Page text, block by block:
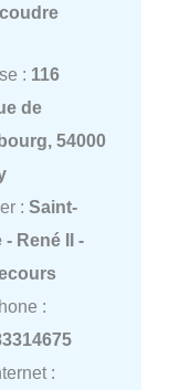
: 116
de
54000
: Saint-
- René II -
:
: